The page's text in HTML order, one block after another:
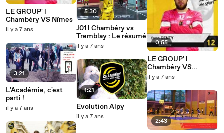
LE GROUP' l
Chambéry VS Nîmes
il y a 7 ans
3:21
L'Académie, c'est
parti !
il y a 7 ans
5:30
J01 l Chambéry vs
Tremblay : Le résumé
il y a 7 ans
1:21
Evolution Alpy
il y a 7 ans
0:55
LE GROUP' l
Chambéry VS
Tremblay
il y a 7 ans
2:43